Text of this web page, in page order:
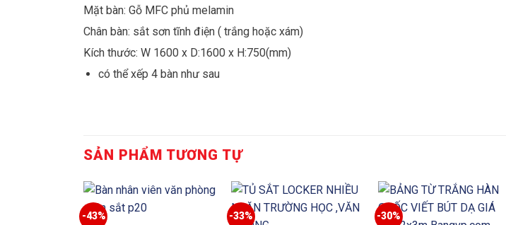
Mặt bàn: Gỗ MFC phủ melamin
Chân bàn: sắt sơn tĩnh điện ( trắng hoặc xám)
Kích thước: W 1600 x D:1600 x H:750(mm)
có thể xếp 4 bàn như sau
SẢN PHẨM TƯƠNG TỰ
-43%
-33% -30%